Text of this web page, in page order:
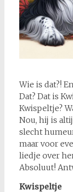
Wie is dat?!
Dat? Dat is
Kwispeltje?
Nou, hij is
slecht
maar voor
liedje over
Absoluut!
Kwispeltje